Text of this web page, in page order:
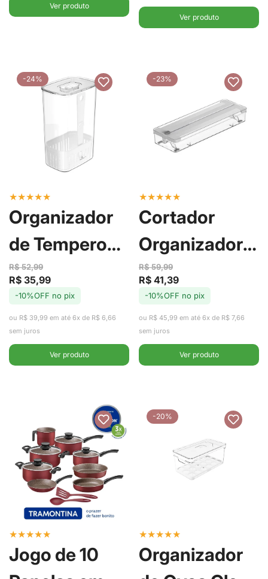
Ver produto
Ou
Ver produto
-24%
★★★★★
Organizador
de Temperos
Clear Fresh
2,3L - Ou
Preço
de
R$ 35,99
Preço
regular
R$ 52,99
-10%OFF no pix
ou R$ 39,99 em até 6x de R$ 6,66
sem juros
Ver produto
-23%
★★★★★
Cortador
Organizador
de Rolos
Duplo Clear -
Ou
Preço
de
R$ 41,39
Preço
regular
R$ 59,99
-10%OFF no pix
ou R$ 45,99 em até 6x de R$ 7,66
sem juros
Ver produto
★★★★★
Jogo de 10
-20%
★★★★★
Organizador